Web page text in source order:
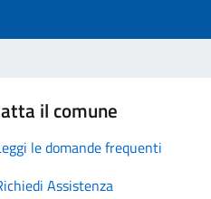
il comune
le domande frequenti
Assistenza